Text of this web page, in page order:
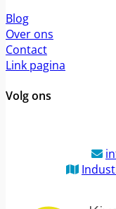
Blog
Over ons
Contact
Link pagina
Volg ons